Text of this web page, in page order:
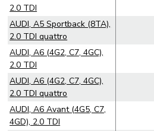
2.0 TDI
AUDI, A5 Sportback (8TA),
2.0 TDI quattro
AUDI, A6 (4G2, C7, 4GC),
2.0 TDI
AUDI, A6 (4G2, C7, 4GC),
2.0 TDI quattro
AUDI, A6 Avant (4G5, C7,
4GD), 2.0 TDI